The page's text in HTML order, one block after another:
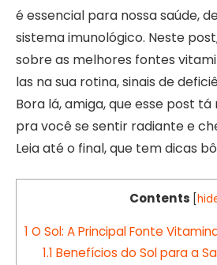
é essencial para nossa saúde,
sistema imunológico. Neste
sobre as melhores fontes
las na sua rotina, sinais de
Bora lá, amiga, que esse post
pra você se sentir radiante e
Leia até o final, que tem dicas
Contents
1 O Sol: A Principal Fonte
1.1 Benefícios do Sol para a